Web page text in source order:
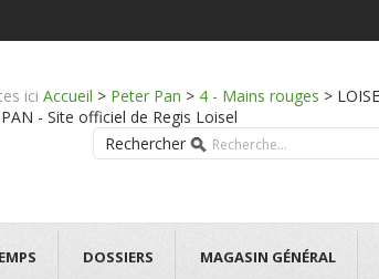
ici Accueil > Peter Pan > 4 - Mains rouges >
PAN - Site officiel de Regis Loisel
Rechercher
DOSSIERS MAGASIN GÉNÉRAL